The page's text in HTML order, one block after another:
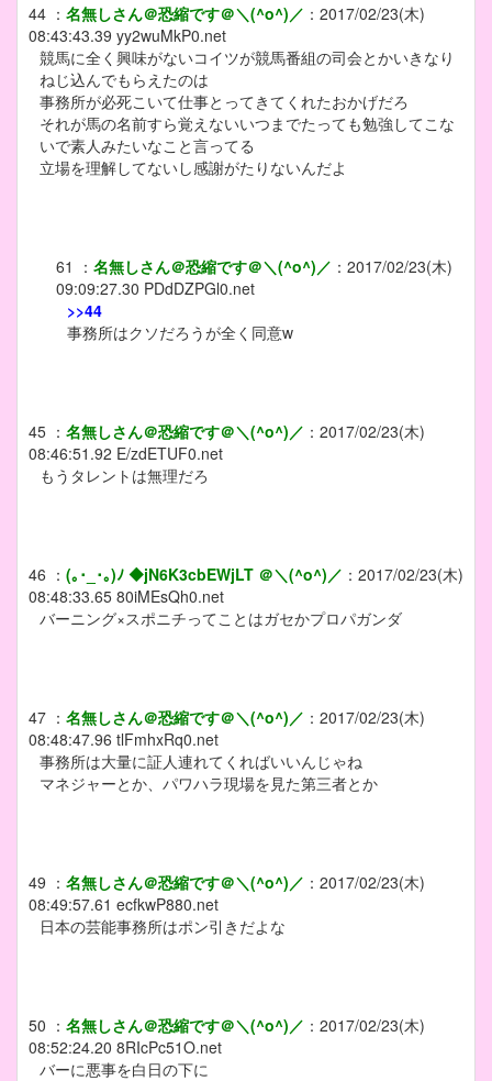
44 ： 名無しさん＠恐縮です＠＼(^o^)／ ： 2017/02/23(木)
08:43:43.39 yy2wuMkP0.net
競馬に全く興味がないコイツが競馬番組の司会とかいきなり
ねじ込んでもらえたのは
事務所が必死こいて仕事とってきてくれたおかげだろ
それが馬の名前すら覚えないいつまでたっても勉強してこな
いで素人みたいなこと言ってる
立場を理解してないし感謝がたりないんだよ
61 ： 名無しさん＠恐縮です＠＼(^o^)／ ： 2017/02/23(木)
09:09:27.30 PDdDZPGl0.net
>>44
事務所はクソだろうが全く同意w
45 ： 名無しさん＠恐縮です＠＼(^o^)／ ： 2017/02/23(木)
08:46:51.92 E/zdETUF0.net
もうタレントは無理だろ
46 ： (｡･_･｡)ﾉ ◆jN6K3cbEWjLT ＠＼(^o^)／ ： 2017/02/23(木)
08:48:33.65 80iMEsQh0.net
バーニング×スポニチってことはガセかプロパガンダ
47 ： 名無しさん＠恐縮です＠＼(^o^)／ ： 2017/02/23(木)
08:48:47.96 tlFmhxRq0.net
事務所は大量に証人連れてくればいいんじゃね
マネジャーとか、パワハラ現場を見た第三者とか
49 ： 名無しさん＠恐縮です＠＼(^o^)／ ： 2017/02/23(木)
08:49:57.61 ecfkwP880.net
日本の芸能事務所はポン引きだよな
50 ： 名無しさん＠恐縮です＠＼(^o^)／ ： 2017/02/23(木)
08:52:24.20 8RIcPc51O.net
バーに悪事を白日の下に